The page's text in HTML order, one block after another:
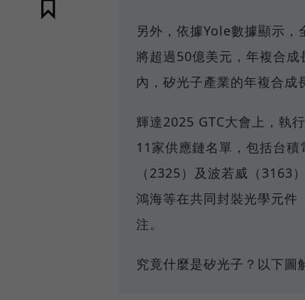
另外，依據Yole數據顯示
將超過50億美元，年複合
內，矽光子產業的年複合成
輝達2025 GTC大會上，執
11家供應鏈名單，包括台
（2325）及波若威（3163
鴻海等在共同封裝光學元件
注。
究竟什麼是矽光子？以下圖